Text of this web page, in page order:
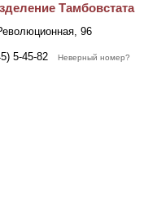
Тамбовстата
96
5-45-82 Неверный номер?